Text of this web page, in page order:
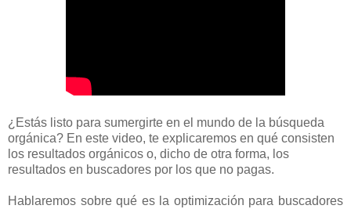
¿Estás listo para sumergirte en el mundo de la búsqueda
orgánica? En este video, te explicaremos en qué consisten
los resultados orgánicos o, dicho de otra forma, los
resultados en buscadores por los que no pagas.
Hablaremos sobre qué es la optimización para buscadores